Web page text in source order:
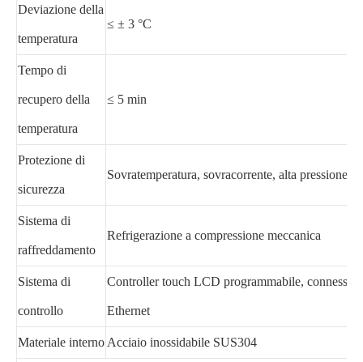
Deviazione della
temperatura
≤ ± 3 °C
Tempo di
recupero della
temperatura
≤ 5 min
Protezione di
sicurezza
Sovratemperatura, sovracorrente, alta pressione,
Sistema di
raffreddamento
Refrigerazione a compressione meccanica
Sistema di
controllo
Controller touch LCD programmabile,
Ethernet
Materiale interno Acciaio inossidabile SUS304